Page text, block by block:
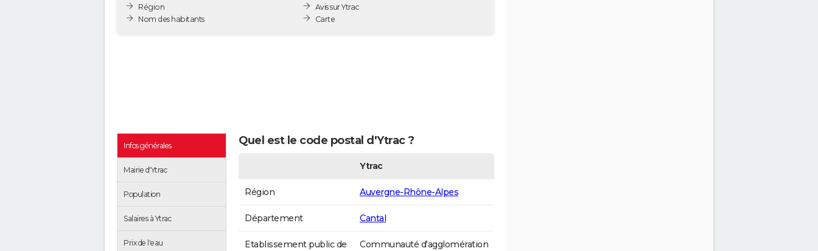
Région
Nom des habitants
Avis sur Ytrac
Carte
Infos générales
Mairie d'Ytrac
Population
Salaires à Ytrac
Prix de l'eau
Quel est le code postal d'Ytrac ?
Ytrac
Région Auvergne-Rhône-Alpes
Département Cantal
Etablissement public de
Communauté d'agglomération